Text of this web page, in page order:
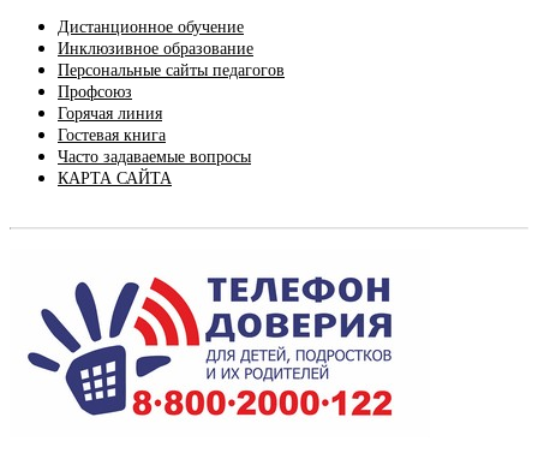
Дистанционное обучение
Инклюзивное образование
Персональные сайты педагогов
Профсоюз
Горячая линия
Гостевая книга
Часто задаваемые вопросы
КАРТА САЙТА